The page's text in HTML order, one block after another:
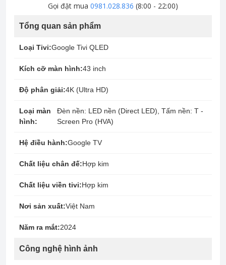
Gọi đặt mua 0981.028.836 (8:00 - 22:00)
Tổng quan sản phẩm
Loại Tivi:Google Tivi QLED
Kích cỡ màn hình:43 inch
Độ phân giải:4K (Ultra HD)
Loại màn
hình:
Đèn nền: LED nền (Direct LED), Tấm nền: T -
Screen Pro (HVA)
Hệ điều hành:Google TV
Chất liệu chân đế:Hợp kim
Chất liệu viền tivi:Hợp kim
Nơi sản xuất:Việt Nam
Năm ra mắt:2024
Công nghệ hình ảnh